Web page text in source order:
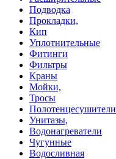
Подводка
Прокладки,
Кип
Уплотнительные
Фитинги
Фильтры
Краны
Мойки,
Тросы
Полотенцесушители
Унитазы,
Водонагреватели
Чугунные
Водосливная